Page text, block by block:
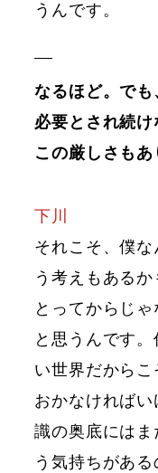
うんです。
なるほど。で
必要とされ続
この厳しさもあ
下川
それこそ、僕
う考えもある
とってからじ
と思うんです
い世界だから
おかなければ
識の奥底には
う気持ちがある